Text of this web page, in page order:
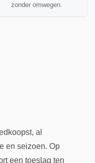
zonder omwegen.
al
en seizoen. Op
een toeslag ten